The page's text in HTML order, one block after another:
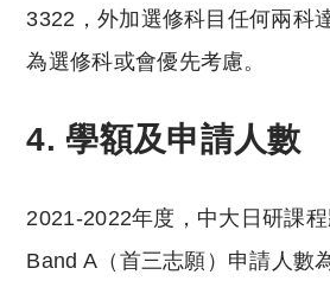
3322，外加選修科目任何兩科
為選修科或會優先考慮。
4. 學額及申請人數
2021-2022年度，中大日研課程
Band A（首三志願）申請人數